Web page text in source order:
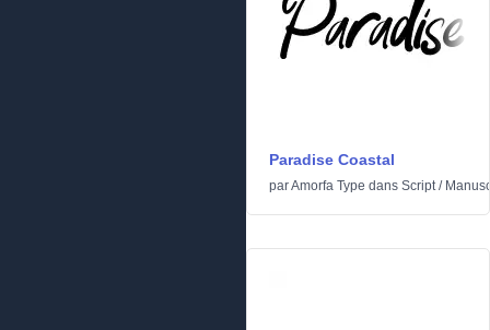
Paradise Coastal
parAmorfa Type dans Script/